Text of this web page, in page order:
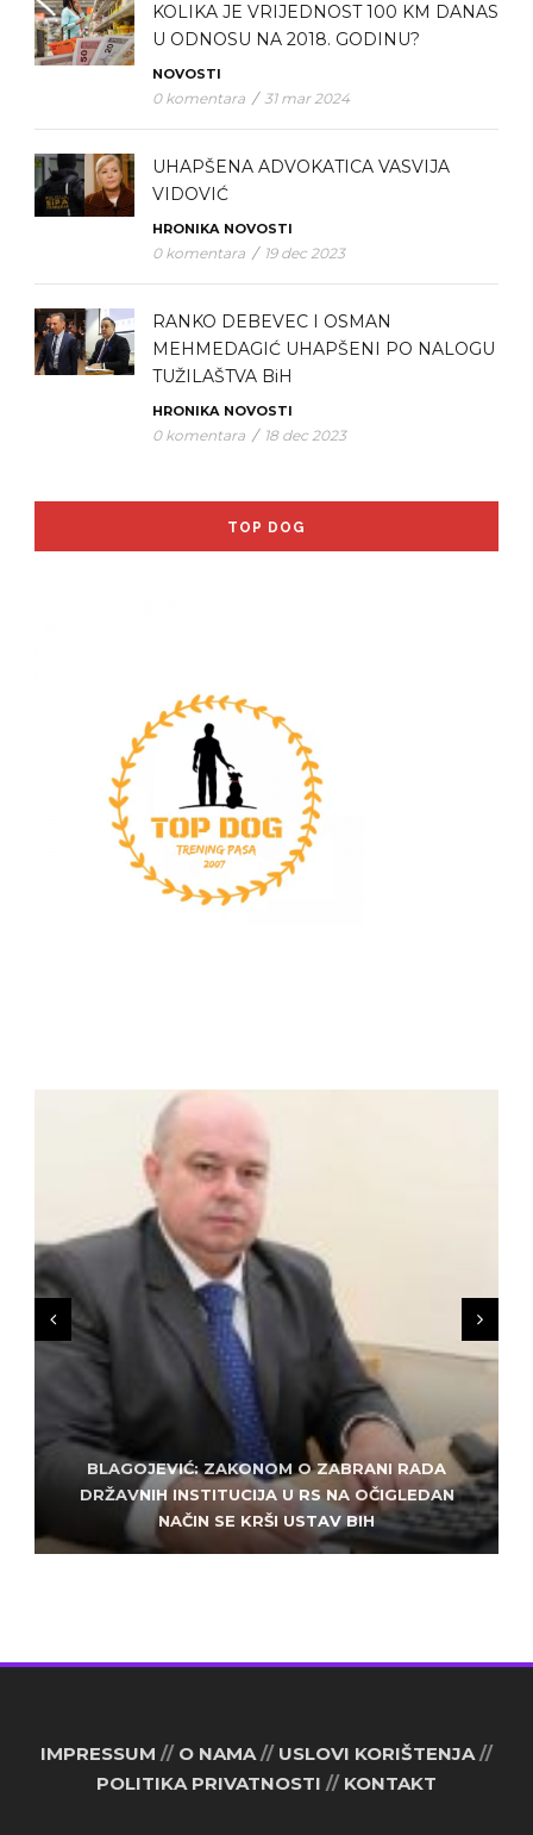
KOLIKA JE VRIJEDNOST 100 KM DANAS
U ODNOSU NA 2018. GODINU?
NOVOSTI
0 komentara / 31 mar 2024
UHAPŠENA ADVOKATICA VASVIJA
VIDOVIĆ
HRONIKA NOVOSTI
0 komentara / 19 dec 2023
RANKO DEBEVEC I OSMAN
MEHMEDAGIĆ UHAPŠENI PO NALOGU
TUŽILAŠTVA BiH
HRONIKA NOVOSTI
0 komentara / 18 dec 2023
TOP DOG
BLAGOJEVIĆ: ZAKONOM O ZABRANI RADA
DRŽAVNIH INSTITUCIJA U RS NA OČIGLEDAN
NAČIN SE KRŠI USTAV BIH
ZLATKO MILETIĆ: DODIK NEMA KUD OD
KRIMINALA, LJUDE IZ REPUBLIEK SRPSKE VUČE U
HAOS
SARAJEVO: ALEM MUDŽELET – ČOVJEK OD
POVJERENJA
IMPRESSUM // O NAMA// USLOVI KORIŠTENJA//
POLITIKA PRIVATNOSTI // KONTAKT